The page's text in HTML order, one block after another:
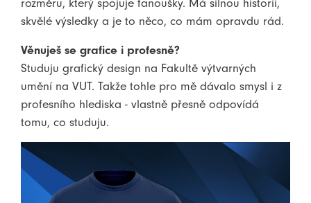
skvělé výsledky a je to něco, co mám opravdu rád.
Věnuješ se grafice i profesně?
Studuju grafický design na Fakultě výtvarných
umění na VUT. Takže tohle pro mě dávalo smysl i z
profesního hlediska - vlastně přesně odpovídá
tomu, co studuju.